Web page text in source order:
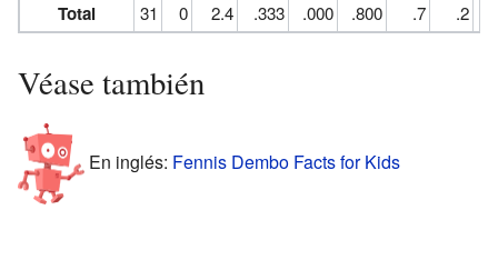
Total 31 0 2.4 .333 .000 .800 .7 .2
Véase también
En inglés: Fennis Dembo Facts for Kids